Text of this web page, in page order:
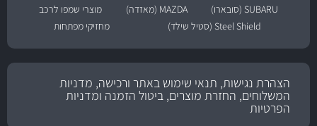
SUBARU (סובארו)
MAZDA (מאזדה)
מוצרי שמפו לרכב
Steel Shield (סטיל שילד)
מחזיקי מפתחות
הצהרת נגישות, תנאי שימוש באתר ורכישה, מדניות
המשלוחים, החזרת מוצרים, ביטול הזמנה ומדניות
הפרטיות